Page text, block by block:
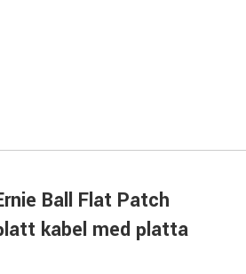
Ball Flat Patch
kabel med platta